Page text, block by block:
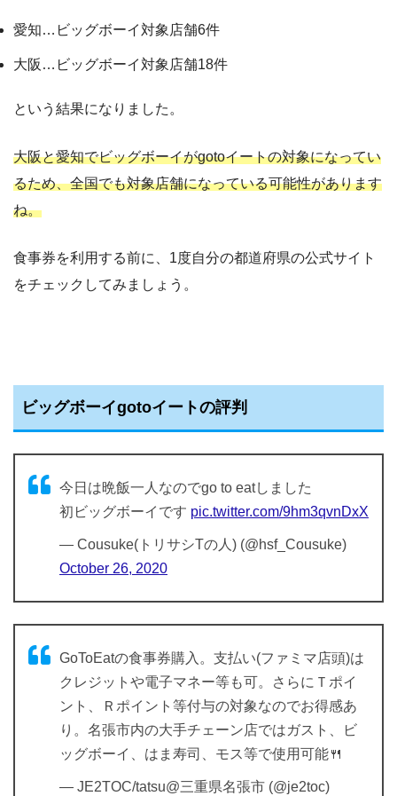
愛知…ビッグボーイ対象店舗6件
大阪…ビッグボーイ対象店舗18件
という結果になりました。
大阪と愛知でビッグボーイがgotoイートの対象になってい
るため、全国でも対象店舗になっている可能性があります
ね。
食事券を利用する前に、1度自分の都道府県の公式サイト
をチェックしてみましょう。
ビッグボーイgotoイートの評判
今日は晩飯一人なのでgo to eatしました
初ビッグボーイです pic.twitter.com/9hm3qvnDxX
— Cousuke(トリサシTの人) (@hsf_Cousuke)
October 26, 2020
GoToEatの食事券購入。支払い(ファミマ店頭)は
クレジットや電子マネー等も可。さらにＴポイ
ント、Ｒポイント等付与の対象なのでお得感あ
り。名張市内の大手チェーン店ではガスト、ビ
ッグボーイ、はま寿司、モス等で使用可能🍴
— JE2TOC/tatsu@三重県名張市 (@je2toc)